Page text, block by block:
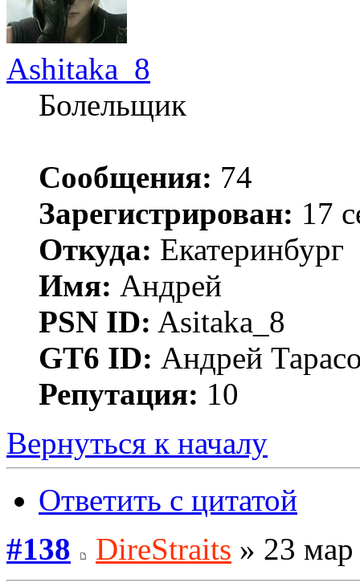
Ashitaka_8
Болельщик
Сообщения: 74
Зарегистрирован: 17
Откуда: Екатеринбург
Имя: Андрей
PSN ID: Asitaka_8
GT6 ID: Андрей
Репутация: 10
Вернуться к началу
Ответить с цитатой
#138
DireStraits » 23